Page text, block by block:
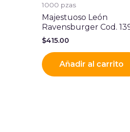
1000 pzas
Majestuoso León
Ravensburger Cod.
$415.00
Añadir al carrito